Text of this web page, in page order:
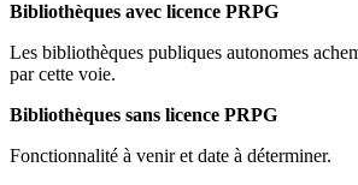
Bibliothèques avec licence PRPG
Les bibliothèques publiques autonomes
par cette voie.
Bibliothèques sans licence PRPG
Fonctionnalité à venir et date à déterminer.